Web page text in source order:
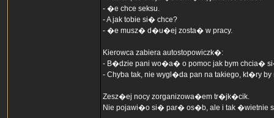
- �e chce seksu.
- A jak tobie si� chce?
- �e musz� d�u�ej zosta� w pracy.
Kierowca zabiera autostopowiczk�:
- B�dzie pani wo�a� o pomoc jak bym chcia�
- Chyba tak, nie wygl�da pan na takiego, kt�ry
Zesz�ej nocy zorganizowa�em tr�jk�cik.
Nie pojawi�o si� par� os�b, ale i tak �wietnie